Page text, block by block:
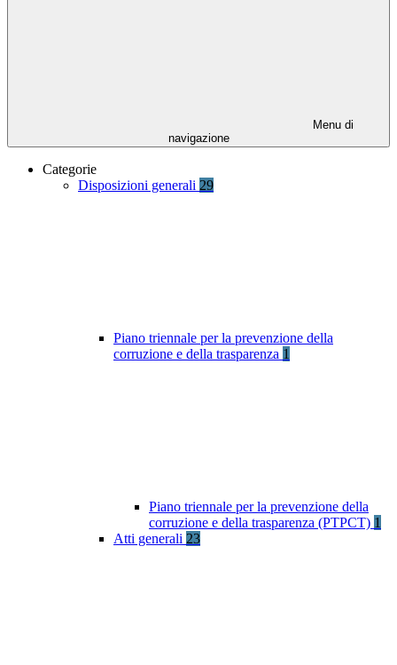
Menu di
navigazione
Categorie
Disposizioni generali 29
Piano triennale per la prevenzione della
corruzione e della trasparenza 1
Piano triennale per la prevenzione della
corruzione e della trasparenza (PTPCT) 1
Atti generali 23